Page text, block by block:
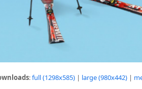
:full (1298x585) | large (980x442) |